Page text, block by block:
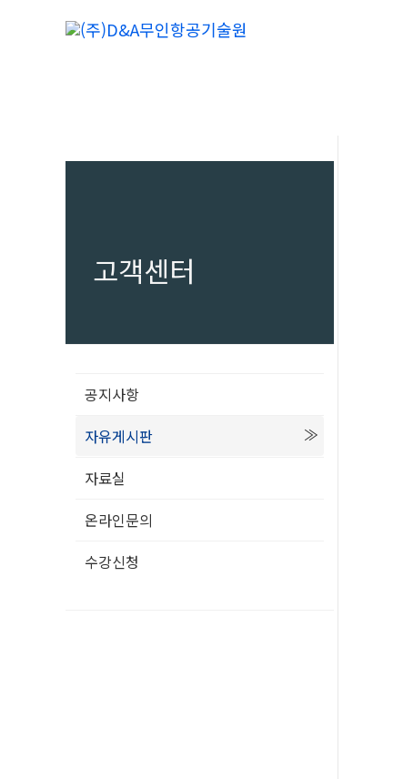
고객센터
공지사항
자유게시판
자료실
온라인문의
수강신청